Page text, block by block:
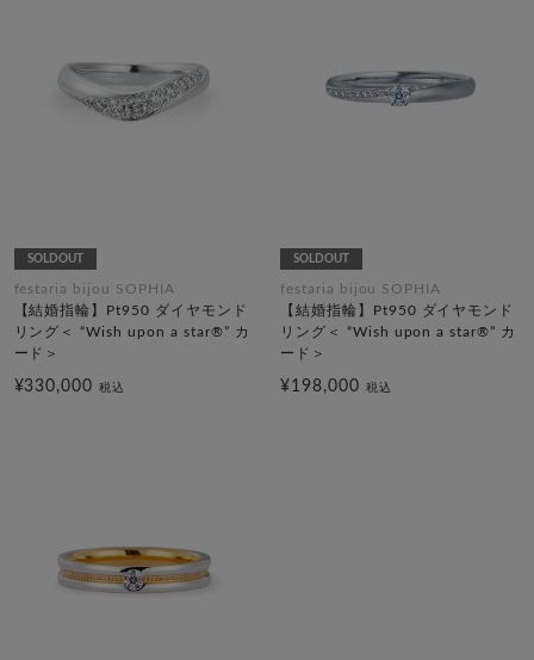
SOLDOUT
festaria bijou SOPHIA
【結婚指輪】Pt950 ダイヤモンド
リング＜ “Wish upon a star®” カ
ード＞
¥330,000税込
SOLDOUT
festaria bijou SOPHIA
【結婚指輪】Pt950 ダイヤモンド
リング＜ “Wish upon a star®” カ
ード＞
¥198,000 税込